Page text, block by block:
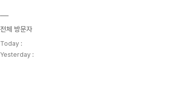
전체 방문자
Today :
Yesterday :